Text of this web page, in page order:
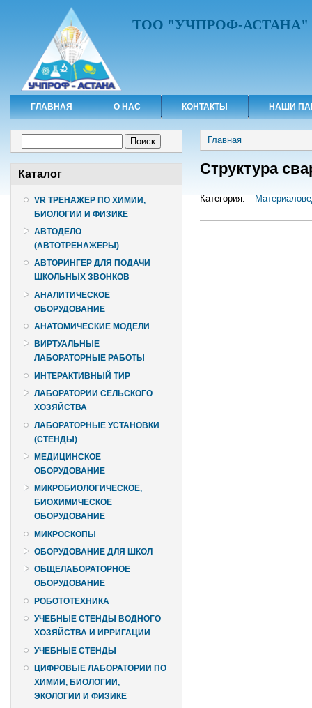
ТОО "УЧПРОФ-АСТАНА"
ГЛАВНАЯ О НАС КОНТАКТЫ НАШИ
Каталог
VR ТРЕНАЖЕР ПО ХИМИИ,
БИОЛОГИИ И ФИЗИКЕ
АВТОДЕЛО
(АВТОТРЕНАЖЕРЫ)
АВТОРИНГЕР ДЛЯ ПОДАЧИ
ШКОЛЬНЫХ ЗВОНКОВ
АНАЛИТИЧЕСКОЕ
ОБОРУДОВАНИЕ
АНАТОМИЧЕСКИЕ МОДЕЛИ
ВИРТУАЛЬНЫЕ
ЛАБОРАТОРНЫЕ РАБОТЫ
ИНТЕРАКТИВНЫЙ ТИР
ЛАБОРАТОРИИ СЕЛЬСКОГО
ХОЗЯЙСТВА
ЛАБОРАТОРНЫЕ УСТАНОВКИ
(СТЕНДЫ)
МЕДИЦИНСКОЕ
ОБОРУДОВАНИЕ
МИКРОБИОЛОГИЧЕСКОЕ,
БИОХИМИЧЕСКОЕ
ОБОРУДОВАНИЕ
МИКРОСКОПЫ
ОБОРУДОВАНИЕ ДЛЯ ШКОЛ
ОБЩЕЛАБОРАТОРНОЕ
ОБОРУДОВАНИЕ
РОБОТОТЕХНИКА
УЧЕБНЫЕ СТЕНДЫ ВОДНОГО
ХОЗЯЙСТВА И ИРРИГАЦИИ
УЧЕБНЫЕ СТЕНДЫ
ЦИФРОВЫЕ ЛАБОРАТОРИИ ПО
ХИМИИ, БИОЛОГИИ,
ЭКОЛОГИИ И ФИЗИКЕ
Вы здесь
Главная
Структура
Категория: